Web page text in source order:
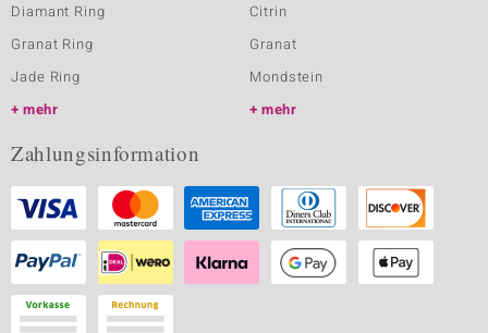
Diamant Ring
Granat Ring
Jade Ring
mehr
Citrin
Granat
Mondstein
mehr
Zahlungsinformation